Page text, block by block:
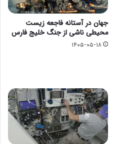
جهان در آستانه فاجعه زیست
محیطی ناشی از جنگ خلیج فارس
۱۴۰۵-۰۵-۱۸